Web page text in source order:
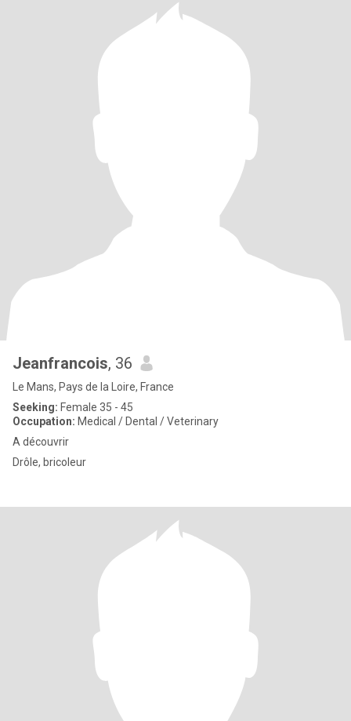
Jeanfrancois, 36
Le Mans, Pays de la Loire, France
Seeking: Female 35 - 45
Occupation: Medical / Dental / Veterinary
A découvrir
Drôle, bricoleur